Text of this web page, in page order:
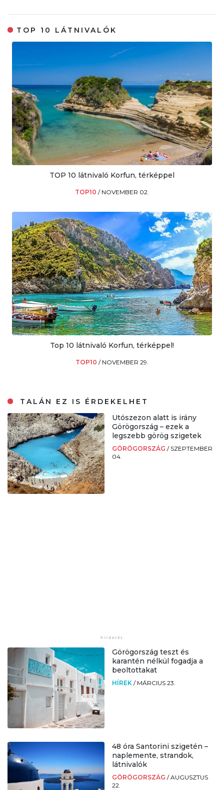
TOP 10 LÁTNIVALÓK
TOP 10 látnivaló Korfun, térképpel
TOP10 / NOVEMBER 02.
Top 10 látnivaló Korfun, térképpel!
TOP10 / NOVEMBER 29.
TALÁN EZ IS ÉRDEKELHET
Utószezon alatt is irány
Görögország – ezek a
legszebb görög szigetek
GÖRÖGORSZÁG / SZEPTEMBER
04.
Görögország teszt és
karantén nélkül fogadja a
beoltottakat
HÍREK / MÁRCIUS 23.
48 óra Santorini szigetén –
naplemente, strandok,
látnivalók
GÖRÖGORSZÁG /AUGUSZTUS
22.